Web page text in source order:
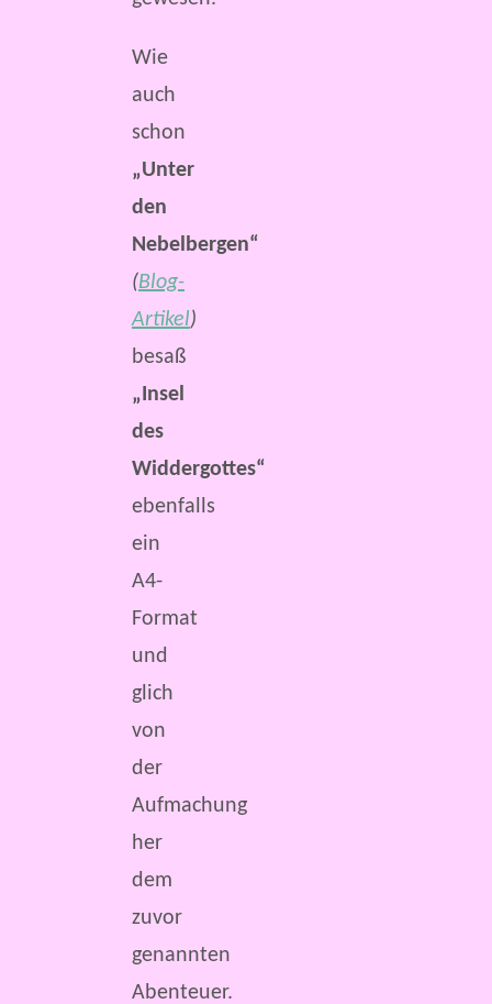
Wie
auch
schon
„Unter
den
Nebelbergen“
(Blog-
Artikel)
besaß
„Insel
des
Widdergottes“
ebenfalls
ein
A4-
Format
und
glich
von
der
Aufmachung
her
dem
zuvor
genannten
Abenteuer.